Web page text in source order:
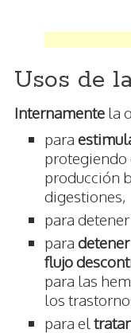
Usos de
Internamente la
para
protegiendo
producción
digestiones,
para
para
flujo
para las
los
para el